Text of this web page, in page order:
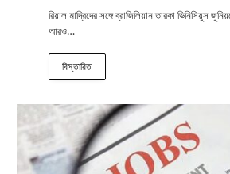
রিয়াল মাদ্রিদের সঙ্গে ব্রাজিলিয়ান তারকা ভিনিসিয়ুস
আরও…
বিস্তারিত